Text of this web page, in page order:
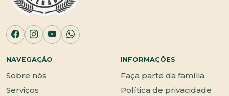
NAVEGAÇÃO
Sobre nós
Serviços
INFORMAÇÕES
Faça parte da família
Política de privacidade